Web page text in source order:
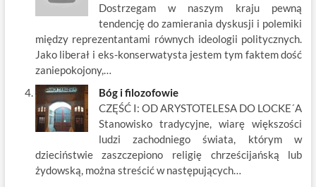
Dostrzegam w naszym kraju pewną
tendencję do zamierania dyskusji i polemiki
między reprezentantami równych ideologii politycznych.
Jako liberał i eks-konserwatysta jestem tym faktem dość
zaniepokojony,…
Bóg i filozofowie
CZĘŚĆ I: OD ARYSTOTELESA DO LOCKE´A
Stanowisko tradycyjne, wiarę większości
ludzi zachodniego świata, którym w
dzieciństwie zaszczepiono religię chrześcijańską lub
żydowską, można streścić w następujących…